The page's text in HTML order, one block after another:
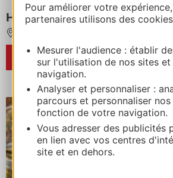
Pour améliorer votre
partenaires utilisons des
Mesurer l'audience : établir
sur l'utilisation de nos sites et
navigation.
Analyser et personnaliser :
parcours et personnaliser
fonction de votre navigation.
Vous adresser des publicités
en lien avec vos centres
site et en dehors.
HOTEL MISTRAL COMEDIE
RÉSERVER